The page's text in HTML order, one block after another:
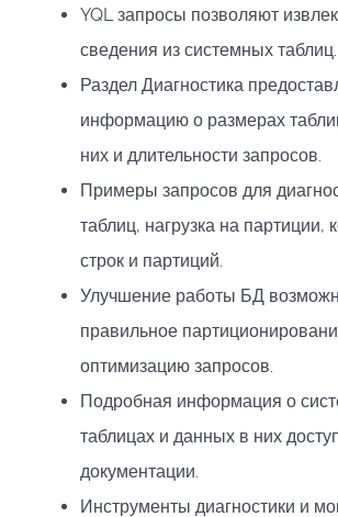
YQL запросы позволяют
сведения из системных таблиц.
Раздел Диагностика
информацию о размерах
них и длительности запросов.
Примеры запросов для
таблиц, нагрузка на партиции,
строк и партиций.
Улучшение работы БД
правильное
оптимизацию запросов.
Подробная информация о
таблицах и данных в них
документации.
Инструменты диагностики и